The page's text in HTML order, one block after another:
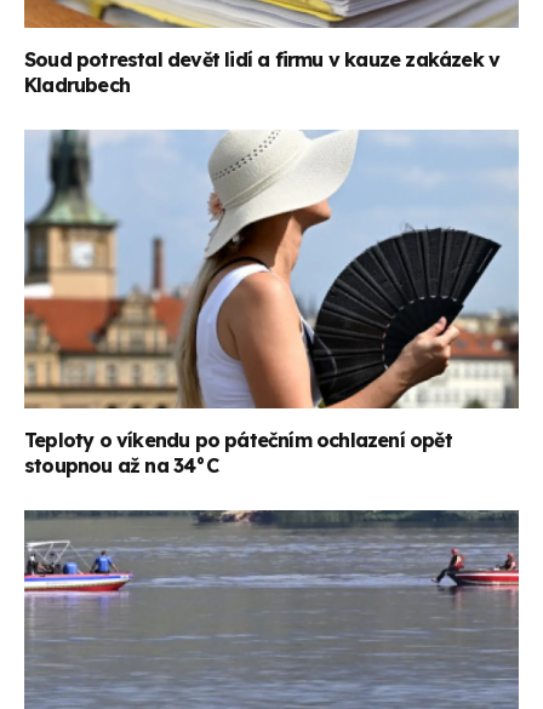
Soud potrestal devět lidí a firmu v kauze zakázek v
Kladrubech
Teploty o víkendu po pátečním ochlazení opět
stoupnou až na 34°C